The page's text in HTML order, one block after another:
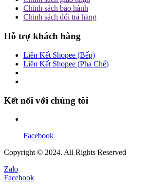
Chính sách bảo hành
Chính sách đổi trả hàng
Hỗ trợ khách hàng
Liên Kết Shopee (Bếp)
Liên Kết Shopee (Pha Chế)
Kết nối với chúng tôi
Facebook
Copyright © 2024. All Rights Reserved
Zalo
Facebook